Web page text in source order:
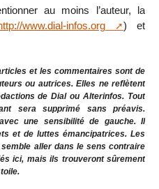
au moins l’auteur, la
www.dial-infos.org
) et
et les commentaires sont de
ou autrices. Elles ne reflètent
de Dial ou Alterinfos. Tout
sera supprimé sans préavis.
une sensibilité de gauche. Il
et de luttes émancipatrices. Les
aller dans le sens contraire
ici, mais ils trouveront sûrement